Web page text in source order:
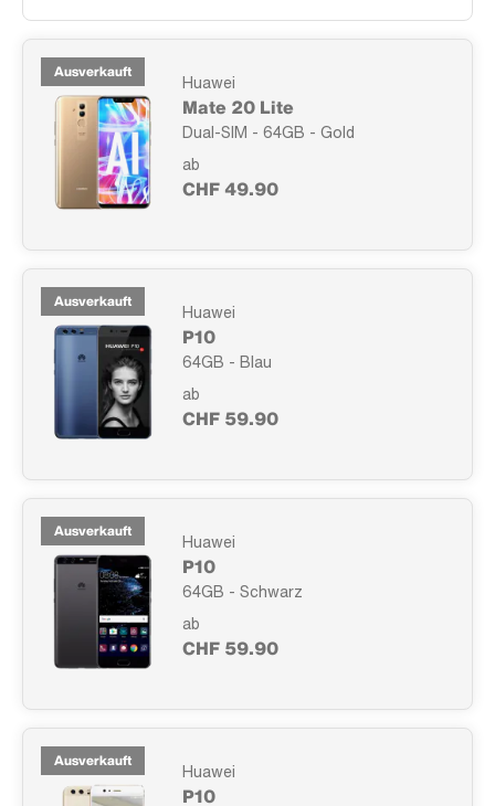
Ausverkauft Huawei
Mate 20 Lite
Dual-SIM - 64GB - Gold
ab
CHF 49.90
Ausverkauft Huawei
P10
64GB - Blau
ab
CHF 59.90
Ausverkauft Huawei
P10
64GB - Schwarz
ab
CHF 59.90
Ausverkauft Huawei
P10